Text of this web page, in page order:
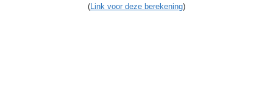
( Link voor deze berekening)